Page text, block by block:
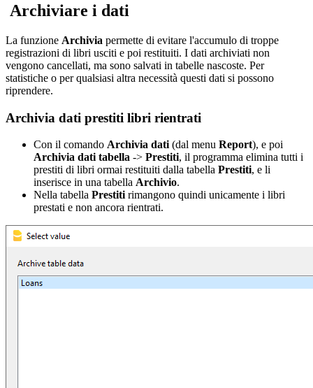
Archiviare i dati
La funzione Archivia permette di evitare l'accumulo di troppe
registrazioni di libri usciti e poi restituiti. I dati archiviati non
vengono cancellati, ma sono salvati in tabelle nascoste. Per
statistiche o per qualsiasi altra necessità questi dati si possono
riprendere.
Archivia dati prestiti libri rientrati
Con il comando Archivia dati (dal menu Report), e poi
Archivia dati tabella -> Prestiti, il programma elimina tutti i
prestiti di libri ormai restituiti dalla tabella Prestiti, e li
inserisce in una tabella Archivio.
Nella tabella Prestiti rimangono quindi unicamente i libri
prestati e non ancora rientrati.